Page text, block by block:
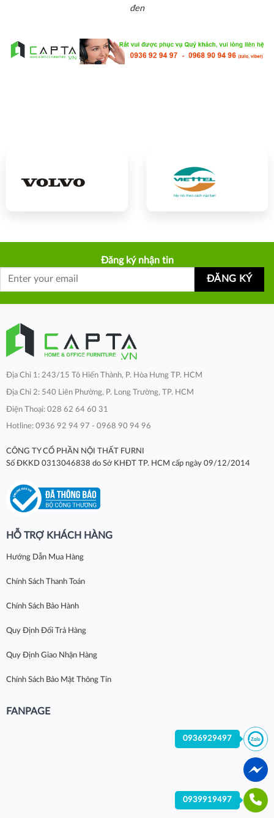
đen
Đăng ký nhận tin
Địa Chỉ 1: 243/15 Tô Hiến Thành, P. Hòa Hưng TP. HCM
Địa Chỉ 2: 540 Liên Phường, P. Long Trường, TP. HCM
Điện Thoại: 028 62 64 60 31
Hotline: 0936 92 94 97 - 0968 90 94 96
CÔNG TY CỔ PHẦN NỘI THẤT FURNI
Số ĐKKD 0313046838 do Sở KHĐT TP. HCM cấp ngày 09/12/2014
HỖ TRỢ KHÁCH HÀNG
Hướng Dẫn Mua Hàng
Chính Sách Thanh Toán
Chính Sách Bảo Hành
Quy Định Đổi Trả Hàng
Quy Định Giao Nhận Hàng
Chính Sách Bảo Mật Thông Tin
FANPAGE
0936929497
0939919497